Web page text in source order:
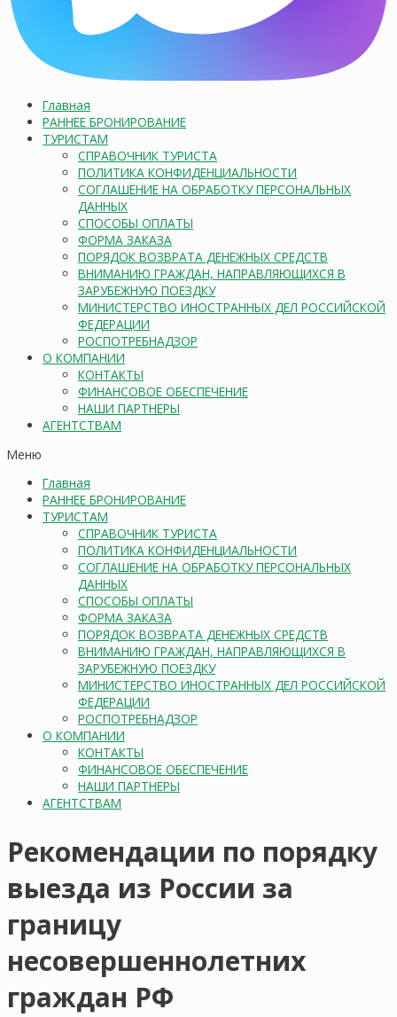
Главная
РАННЕЕ БРОНИРОВАНИЕ
ТУРИСТАМ
СПРАВОЧНИК ТУРИСТА
ПОЛИТИКА КОНФИДЕНЦИАЛЬНОСТИ
СОГЛАШЕНИЕ НА ОБРАБОТКУ ПЕРСОНАЛЬНЫХ
ДАННЫХ
СПОСОБЫ ОПЛАТЫ
ФОРМА ЗАКАЗА
ПОРЯДОК ВОЗВРАТА ДЕНЕЖНЫХ СРЕДСТВ
ВНИМАНИЮ ГРАЖДАН, НАПРАВЛЯЮЩИХСЯ В
ЗАРУБЕЖНУЮ ПОЕЗДКУ
МИНИСТЕРСТВО ИНОСТРАННЫХ ДЕЛ РОССИЙСКОЙ
ФЕДЕРАЦИИ
РОСПОТРЕБНАДЗОР
О КОМПАНИИ
КОНТАКТЫ
ФИНАНСОВОЕ ОБЕСПЕЧЕНИЕ
НАШИ ПАРТНЕРЫ
АГЕНТСТВАМ
Меню
Главная
РАННЕЕ БРОНИРОВАНИЕ
ТУРИСТАМ
СПРАВОЧНИК ТУРИСТА
ПОЛИТИКА КОНФИДЕНЦИАЛЬНОСТИ
СОГЛАШЕНИЕ НА ОБРАБОТКУ ПЕРСОНАЛЬНЫХ
ДАННЫХ
СПОСОБЫ ОПЛАТЫ
ФОРМА ЗАКАЗА
ПОРЯДОК ВОЗВРАТА ДЕНЕЖНЫХ СРЕДСТВ
ВНИМАНИЮ ГРАЖДАН, НАПРАВЛЯЮЩИХСЯ В
ЗАРУБЕЖНУЮ ПОЕЗДКУ
МИНИСТЕРСТВО ИНОСТРАННЫХ ДЕЛ РОССИЙСКОЙ
ФЕДЕРАЦИИ
РОСПОТРЕБНАДЗОР
О КОМПАНИИ
КОНТАКТЫ
ФИНАНСОВОЕ ОБЕСПЕЧЕНИЕ
НАШИ ПАРТНЕРЫ
АГЕНТСТВАМ
Рекомендации по порядку
выезда из России за
границу
несовершеннолетних
граждан РФ